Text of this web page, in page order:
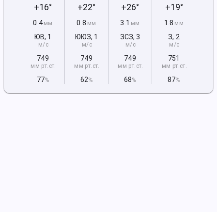
+16°
0.4 мм
ЮВ, 1
м/с
749
мм рт.ст.
77%
+22°
0.8 мм
ЮЮЗ, 1
м/с
749
мм рт.ст.
62%
+26°
3.1 мм
ЗСЗ,3
м/с
749
мм рт.ст.
68%
+19°
1.8 мм
З, 2
м/с
751
мм рт.ст.
87%